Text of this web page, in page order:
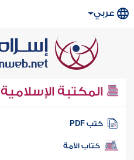
عربي
المكتبة الإسلامية
كتب PDF